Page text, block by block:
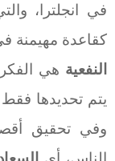
في انجلترا،
كقاعدة مهيمنة
النفعية هي
يتم تحديدها
وفي تحقيق